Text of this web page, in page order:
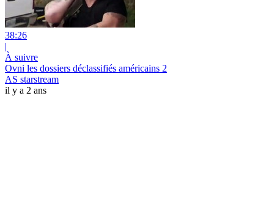
38:26
|
À suivre
Ovni les dossiers déclassifiés américains 2
AS starstream
il y a 2 ans